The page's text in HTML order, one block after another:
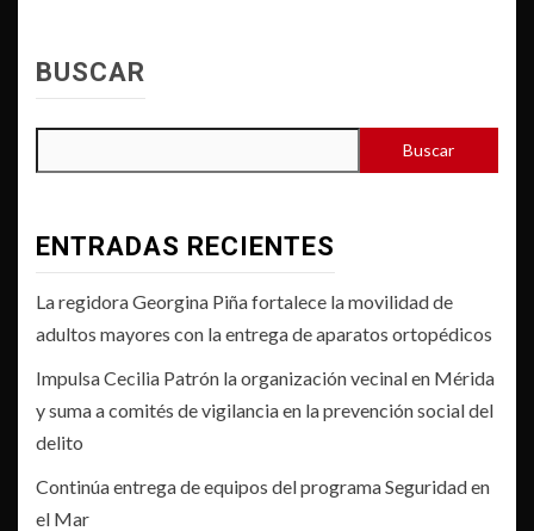
BUSCAR
Buscar
ENTRADAS RECIENTES
La regidora Georgina Piña fortalece la movilidad de
adultos mayores con la entrega de aparatos ortopédicos
Impulsa Cecilia Patrón la organización vecinal en Mérida
y suma a comités de vigilancia en la prevención social del
delito
Continúa entrega de equipos del programa Seguridad en
el Mar